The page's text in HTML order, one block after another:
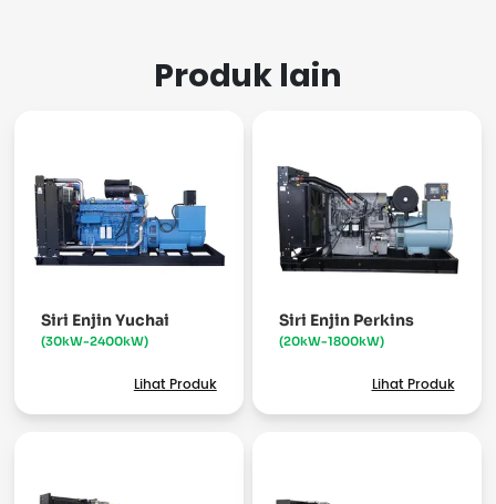
Produk lain
Siri Enjin Yuchai
(30kW-2400kW)
Lihat Produk
Siri Enjin Perkins
(20kW-1800kW)
Lihat Produk